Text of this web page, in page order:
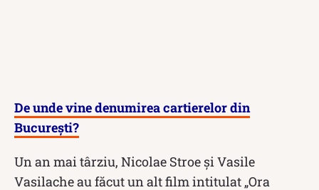
De unde vine denumirea cartierelor din
București?
Un an mai târziu, Nicolae Stroe și Vasile
Vasilache au făcut un alt film intitulat „Ora